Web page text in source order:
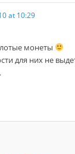
at 10:29
монеты
для них не